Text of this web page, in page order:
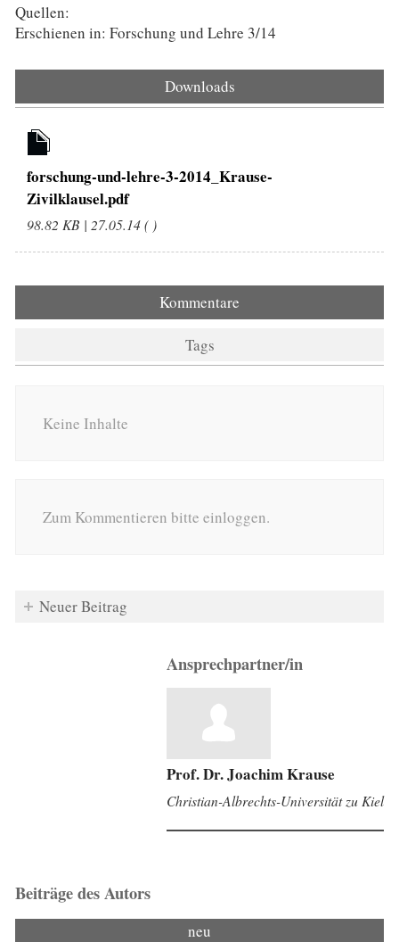
Quellen:
Erschienen in: Forschung und Lehre 3/14
Downloads
forschung-und-lehre-3-2014_Krause-
Zivilklausel.pdf
98.82 KB | 27.05.14 ( )
Kommentare
Tags
Keine Inhalte
Zum Kommentieren bitte einloggen.
Neuer Beitrag
Ansprechpartner/in
Prof. Dr. Joachim Krause
Christian-Albrechts-Universität zu Kiel
Beiträge des Autors
neu